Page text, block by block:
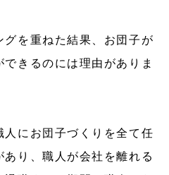
グを重ねた結果、お団子が
きるのには理由がありま
にお団子づくりを全て任
り、職人が会社を離れる